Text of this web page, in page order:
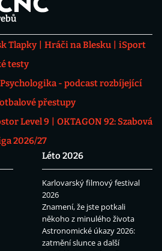
Tlapky Hráči na Blesku
iSport
testy
Psychologika - podcast rozbíjející
přestupy
Level 9
OKTAGON 92: Szabová
2026/27
Léto 2026
Karlovarský filmový festival
2026
Znamení, že jste potkali
někoho z minulého života
Astronomické úkazy 2026:
zatmění slunce a další